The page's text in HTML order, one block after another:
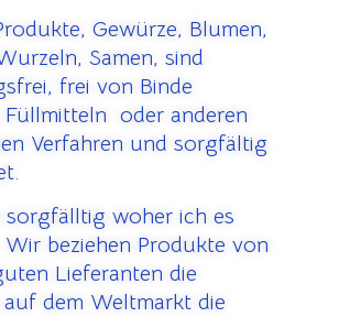
Gewürze, Blumen,
Samen, sind
frei von Binde
Füllmitteln oder anderen
Verfahren und sorgfältig
sorgfälltig woher ich es
Wir beziehen Produkte von
Lieferanten die
dem Weltmarkt die